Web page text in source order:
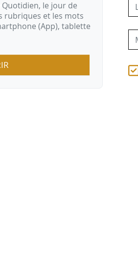
Quotidien, le jour de
rubriques et les mots
(App), tablette